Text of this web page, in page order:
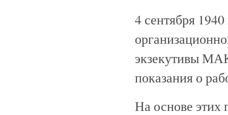
4 сентября
экзекутивы
показания о
На основе этих